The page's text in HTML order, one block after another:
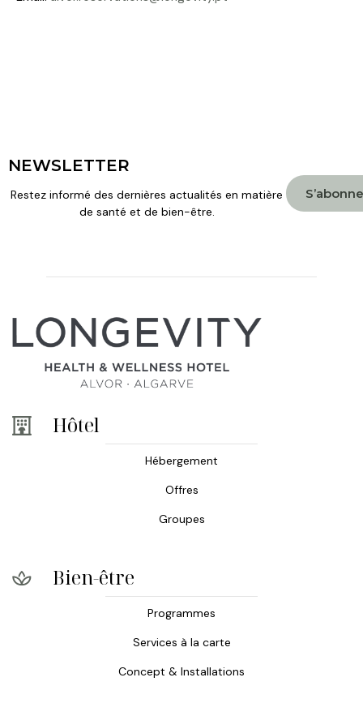
NEWSLETTER
Restez informé des dernières actualités en matière
de santé et de bien-être.
Hôtel
Hébergement
Offres
Groupes
Bien-être
Programmes
Services à la carte
Concept & Installations